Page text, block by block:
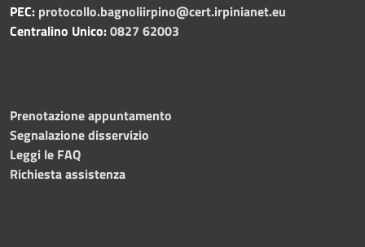
PEC: protocollo.bagnoliirpino@cert.irpinianet.eu
Centralino Unico:0827 62003
Prenotazione appuntamento
Segnalazione disservizio
Leggi le FAQ
Richiesta assistenza